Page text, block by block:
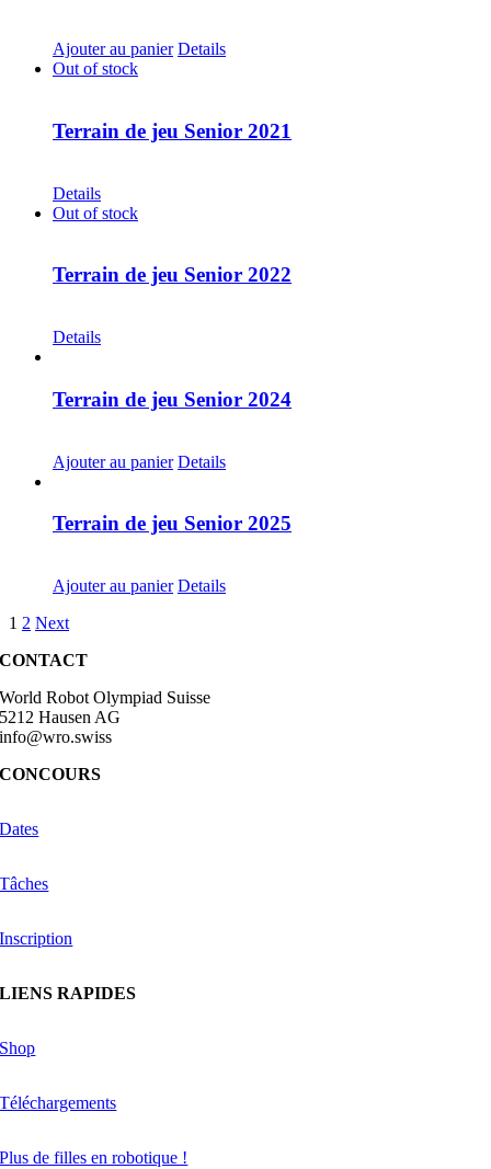
Ajouter au panier Details
Out of stock
Terrain de jeu Senior 2021
Details
Out of stock
Terrain de jeu Senior 2022
Details
Terrain de jeu Senior 2024
Ajouter au panier Details
Terrain de jeu Senior 2025
Ajouter au panier Details
1 2 Next
CONTACT
World Robot Olympiad Suisse
5212 Hausen AG
info@wro.swiss
CONCOURS
Dates
Tâches
Inscription
LIENS RAPIDES
Shop
Téléchargements
Plus de filles en robotique !